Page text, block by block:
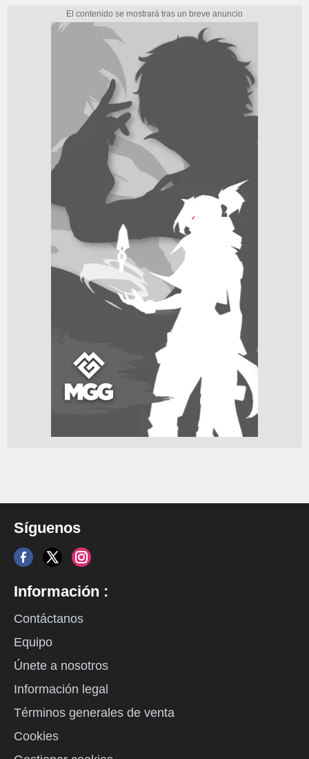
Síguenos
Información :
Contáctanos
Equipo
Únete a nosotros
Información legal
Términos generales de venta
Cookies